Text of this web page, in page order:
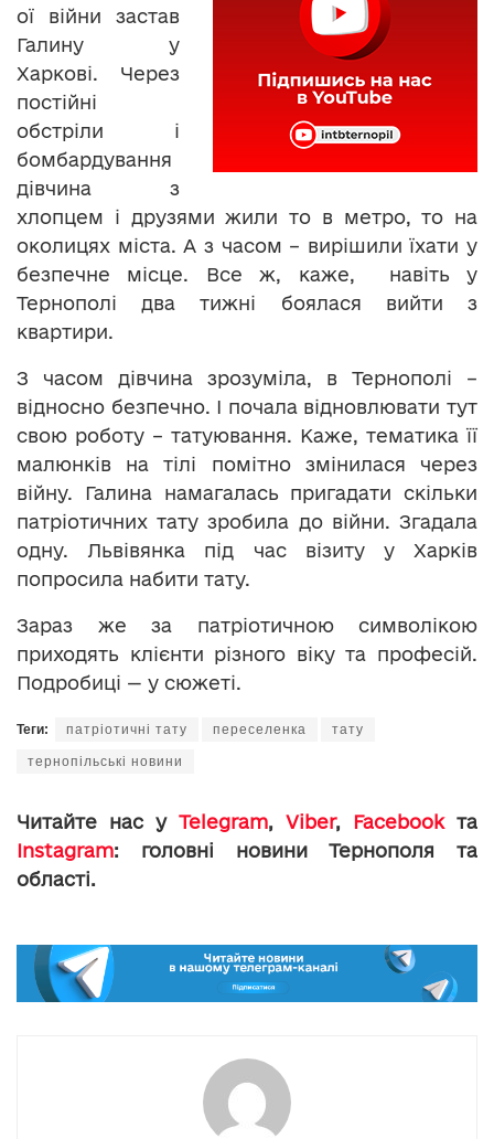
ої війни застав
Галину у
Харкові. Через
постійні
обстріли і
бомбардування
дівчина з
хлопцем і друзями жили то в метро, то на
околицях міста. А з часом – вирішили їхати у
безпечне місце. Все ж, каже, навіть у
Тернополі два тижні боялася вийти з
квартири.
З часом дівчина зрозуміла, в Тернополі –
відносно безпечно. І почала відновлювати тут
свою роботу – татуювання. Каже, тематика її
малюнків на тілі помітно змінилася через
війну. Галина намагалась пригадати скільки
патріотичних тату зробила до війни. Згадала
одну. Львівянка під час візиту у Харків
попросила набити тату.
Зараз же за патріотичною символікою
приходять клієнти різного віку та професій.
Подробиці — у сюжеті.
Теги: патріотичні тату переселенка тату
тернопільські новини
Читайте нас у Telegram, Viber, Facebookта
Instagram: головні новини Тернополя та
області.